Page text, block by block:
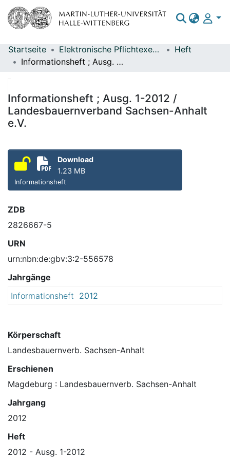
Bereiche & Sammlungen
Statistiken
Startseite Elektronische Pflichtexemplare
Heft
Informationsheft ; Ausg. 1-2012 / Landesbauernverband Sachsen-Anhalt e.V.
Informationsheft ; Ausg. 1-2012 /
Landesbauernverband Sachsen-Anhalt
e.V.
Download
1.23 MB
Informationsheft
ZDB
2826667-5
URN
urn:nbn:de:gbv:3:2-556578
Jahrgänge
Informationsheft 2012
Körperschaft
Landesbauernverb. Sachsen-Anhalt
Erschienen
Magdeburg : Landesbauernverb. Sachsen-Anhalt
Jahrgang
2012
Heft
2012 - Ausg. 1-2012